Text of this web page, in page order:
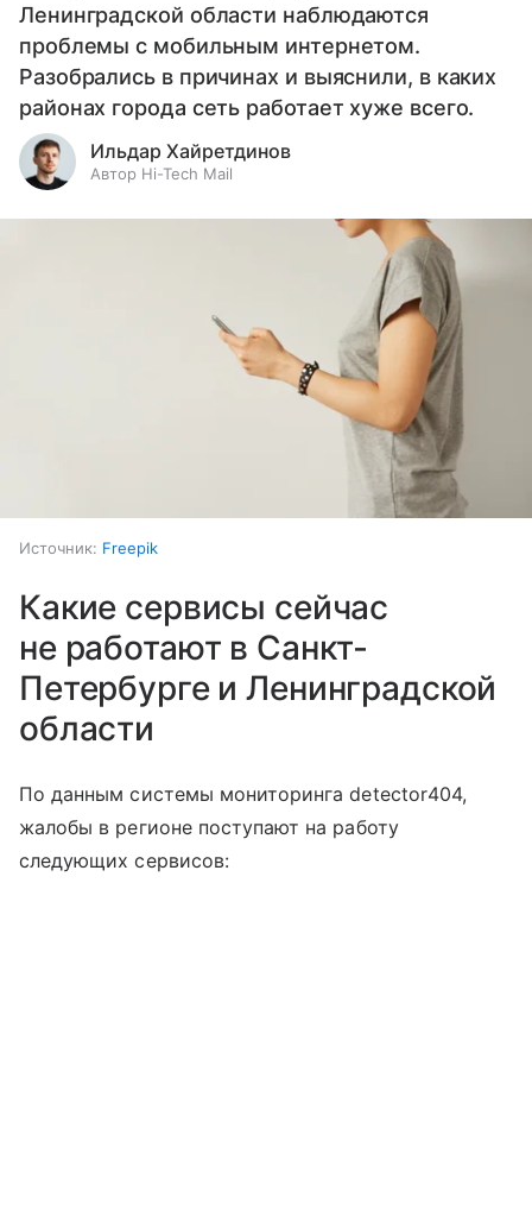
Ленинградской области наблюдаются
проблемы с мобильным интернетом.
Разобрались в причинах и выяснили, в каких
районах города сеть работает хуже всего.
Ильдар Хайретдинов
Автор Hi-Tech Mail
Источник: Freepik
Какие сервисы сейчас
не работают в Санкт-
Петербурге и Ленинградской
области
По данным системы мониторинга detector404,
жалобы в регионе поступают на работу
следующих сервисов: